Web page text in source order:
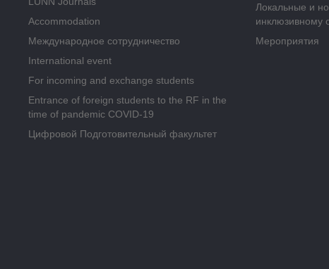
Accommodation
Международное сотрудничество
International event
For incoming and exchange students
Entrance of foreign students to the RF in the
time of pandemic COVID-19
Цифровой Подготовительный факультет
Локальные и
инклюзивному
Мероприятия